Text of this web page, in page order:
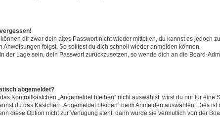
dir zwar dein altes Passwort nicht wieder mitteilen, du kannst es jedoch
Anweisungen folgst. So solltest du dich schnell wieder anmelden können.
der Lage sein, dein Passwort zurückzusetzen, so wende dich an die Board-
abgemeldet?
Kontrollkästchen „Angemeldet bleiben“ nicht auswählst, wirst du nur für
du das Kästchen „Angemeldet bleiben“ beim Anmelden auswählen. Dies
diese Option nicht zur Verfügung steht, dann wurde sie vermutlich von der